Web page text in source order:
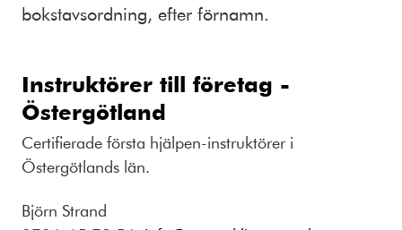
bokstavsordning, efter förnamn.
Instruktörer till företag -
Östergötland
Certifierade första hjälpen-instruktörer i
Östergötlands län.
Björn Strand